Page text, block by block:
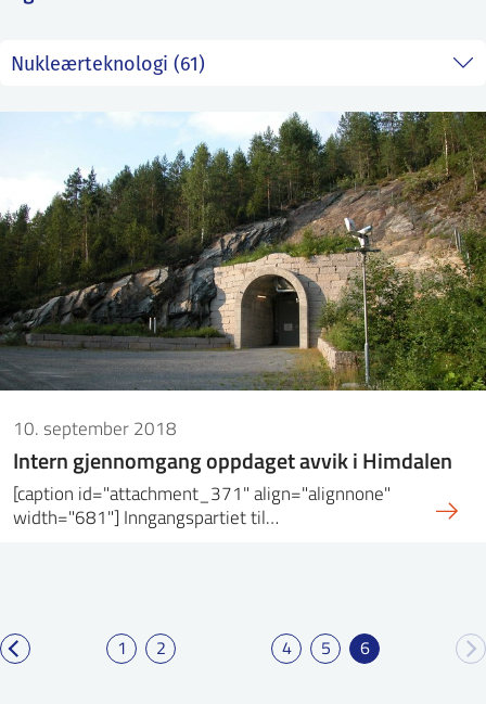
10. september 2018
Intern gjennomgang oppdaget avvik i Himdalen
[caption id="attachment_371" align="alignnone"
width="681"] Inngangspartiet til…
1 2 4 5 6